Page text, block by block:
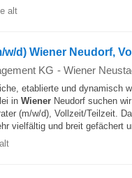
alt
w/d) Wiener Neudorf,
KG - Wiener
etablierte und dynamisch
in Wiener Neudorf suchen
(m/w/d), Vollzeit/Teilzeit.
vielfältig und breit gefächert